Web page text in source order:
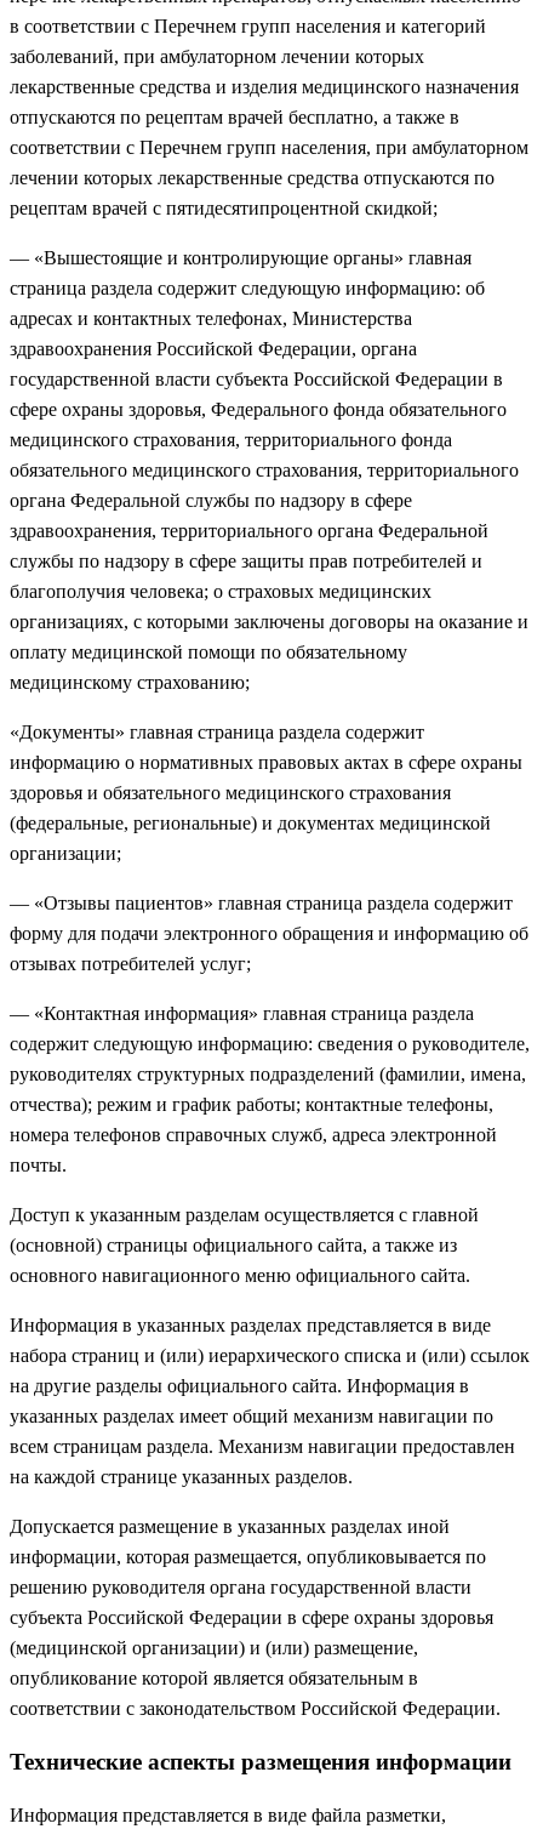
в соответствии с Перечнем групп населения и категорий
заболеваний, при амбулаторном лечении которых
лекарственные средства и изделия медицинского назначения
отпускаются по рецептам врачей бесплатно, а также в
соответствии с Перечнем групп населения, при амбулаторном
лечении которых лекарственные средства отпускаются по
рецептам врачей с пятидесятипроцентной скидкой;
— «Вышестоящие и контролирующие органы» главная
страница раздела содержит следующую информацию: об
адресах и контактных телефонах, Министерства
здравоохранения Российской Федерации, органа
государственной власти субъекта Российской Федерации в
сфере охраны здоровья, Федерального фонда обязательного
медицинского страхования, территориального фонда
обязательного медицинского страхования, территориального
органа Федеральной службы по надзору в сфере
здравоохранения, территориального органа Федеральной
службы по надзору в сфере защиты прав потребителей и
благополучия человека; о страховых медицинских
организациях, с которыми заключены договоры на оказание и
оплату медицинской помощи по обязательному
медицинскому страхованию;
«Документы» главная страница раздела содержит
информацию о нормативных правовых актах в сфере охраны
здоровья и обязательного медицинского страхования
(федеральные, региональные) и документах медицинской
организации;
— «Отзывы пациентов» главная страница раздела содержит
форму для подачи электронного обращения и информацию об
отзывах потребителей услуг;
— «Контактная информация» главная страница раздела
содержит следующую информацию: сведения о руководителе,
руководителях структурных подразделений (фамилии, имена,
отчества); режим и график работы; контактные телефоны,
номера телефонов справочных служб, адреса электронной
почты.
Доступ к указанным разделам осуществляется с главной
(основной) страницы официального сайта, а также из
основного навигационного меню официального сайта.
Информация в указанных разделах представляется в виде
набора страниц и (или) иерархического списка и (или) ссылок
на другие разделы официального сайта. Информация в
указанных разделах имеет общий механизм навигации по
всем страницам раздела. Механизм навигации предоставлен
на каждой странице указанных разделов.
Допускается размещение в указанных разделах иной
информации, которая размещается, опубликовывается по
решению руководителя органа государственной власти
субъекта Российской Федерации в сфере охраны здоровья
(медицинской организации) и (или) размещение,
опубликование которой является обязательным в
соответствии с законодательством Российской Федерации.
Технические аспекты размещения информации
Информация представляется в виде файла разметки,